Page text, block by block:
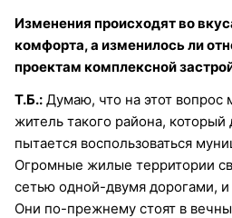
Изменения происходят во
комфорта, а изменилось ли
проектам комплексной
Т.Б.: Думаю, что на этот вопрос
житель такого района,
пытается воспользоваться
Огромные жилые территории
сетью одной-двумя дорогами, и
Они по-прежнему стоят в